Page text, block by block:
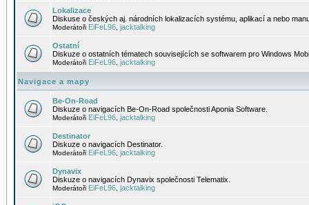
Lokalizace
Diskuse o českých aj. národních lokalizacích systému, aplikací a nebo
Moderátoři EiFeL96 jacktalking
Ostatní
Diskuze o ostatních tématech souvisejících se softwarem pro Windows
Moderátoři EiFeL96 jacktalking
Navigace a mapy
Be-On-Road
Diskuze o navigacích Be-On-Road společnosti Aponia Software.
Moderátoři EiFeL96 jacktalking
Destinator
Diskuze o navigacích Destinator.
Moderátoři EiFeL96 jacktalking
Dynavix
Diskuze o navigacích Dynavix společnosti Telematix.
Moderátoři EiFeL96 jacktalking